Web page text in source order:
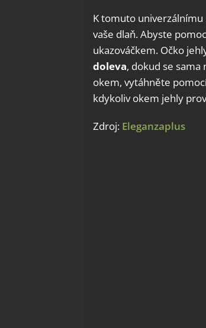
K tomuto
vaše dlaň. Abyste
ukazováčkem. Očko
doleva, dokud se
okem, vytáhněte
kdykoliv okem jehly
Zdroj: Eleganzaplus